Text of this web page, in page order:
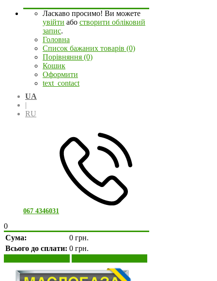
Ласкаво просимо! Ви можете
увійти або створити обліковий
запис.
Головна
Список бажаних товарів (0)
Порівняння (0)
Кошик
Оформити
text_contact
UA
|
RU
067 4346031
0
Сума:
0 грн.
Всього до сплати: 0 грн.